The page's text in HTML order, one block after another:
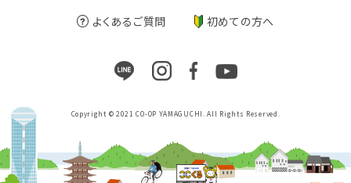
よくあるご質問 初めての方へ
Copyright © 2021 CO-OP YAMAGUCHI. All Rights Reserved.